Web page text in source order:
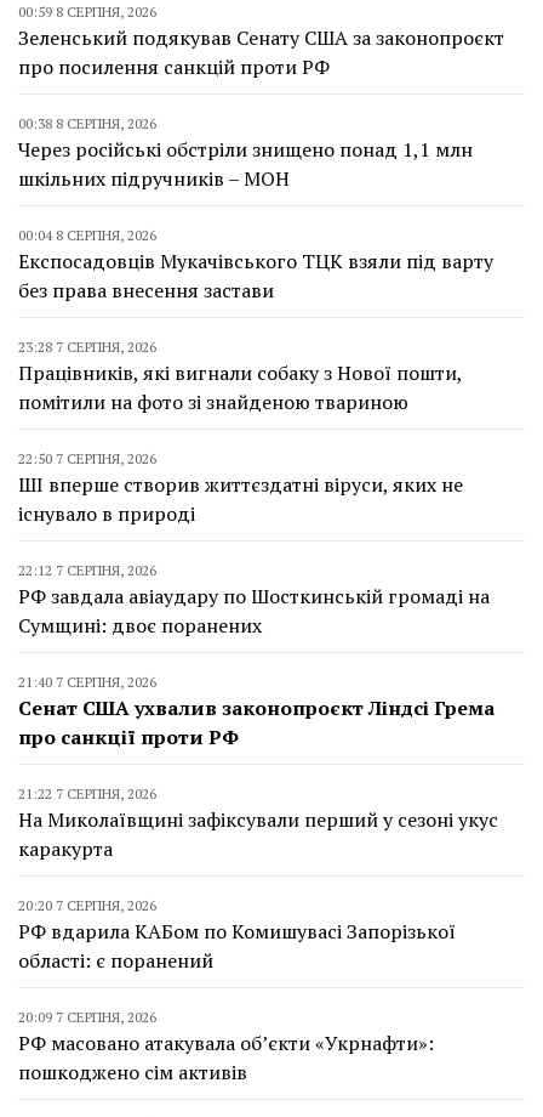
00:59 8 СЕРПНЯ, 2026
Зеленський подякував Сенату США за законопроєкт
про посилення санкцій проти РФ
00:38 8 СЕРПНЯ, 2026
Через російські обстріли знищено понад 1,1 млн
шкільних підручників – МОН
00:04 8 СЕРПНЯ, 2026
Експосадовців Мукачівського ТЦК взяли під варту
без права внесення застави
23:28 7 СЕРПНЯ, 2026
Працівників, які вигнали собаку з Нової пошти,
помітили на фото зі знайденою твариною
22:50 7 СЕРПНЯ, 2026
ШІ вперше створив життєздатні віруси, яких не
існувало в природі
22:12 7 СЕРПНЯ, 2026
РФ завдала авіаудару по Шосткинській громаді на
Сумщині: двоє поранених
21:40 7 СЕРПНЯ, 2026
Сенат США ухвалив законопроєкт Ліндсі Грема
про санкції проти РФ
21:22 7 СЕРПНЯ, 2026
На Миколаївщині зафіксували перший у сезоні укус
каракурта
20:20 7 СЕРПНЯ, 2026
РФ вдарила КАБом по Комишувасі Запорізької
області: є поранений
20:09 7 СЕРПНЯ, 2026
РФ масовано атакувала об’єкти «Укрнафти»:
пошкоджено сім активів